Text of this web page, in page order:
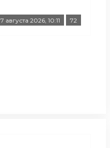
7 августа 2026, 10:11 72